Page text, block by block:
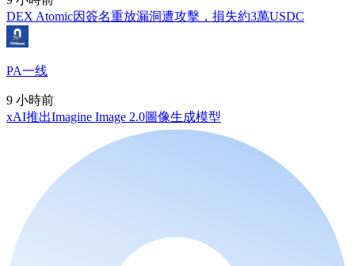
DEX Atomic因簽名重放漏洞遭攻擊，損失約3萬USDC
PA一线
9 小時前
xAI推出Imagine Image 2.0圖像生成模型